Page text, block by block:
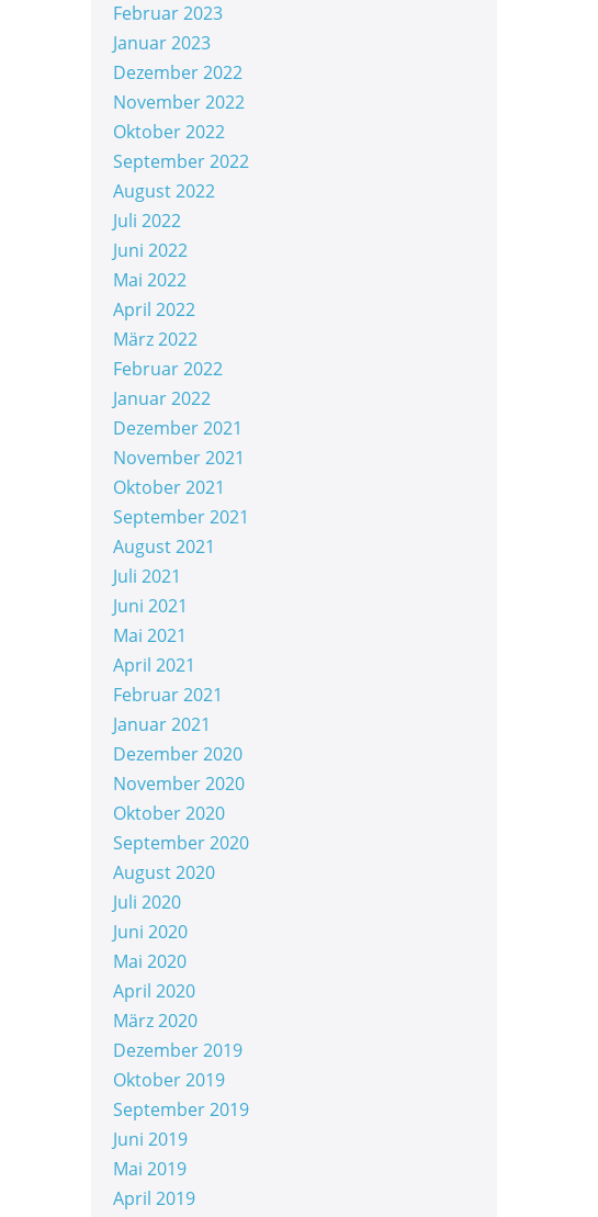
Februar 2023
Januar 2023
Dezember 2022
November 2022
Oktober 2022
September 2022
August 2022
Juli 2022
Juni 2022
Mai 2022
April 2022
März 2022
Februar 2022
Januar 2022
Dezember 2021
November 2021
Oktober 2021
September 2021
August 2021
Juli 2021
Juni 2021
Mai 2021
April 2021
Februar 2021
Januar 2021
Dezember 2020
November 2020
Oktober 2020
September 2020
August 2020
Juli 2020
Juni 2020
Mai 2020
April 2020
März 2020
Dezember 2019
Oktober 2019
September 2019
Juni 2019
Mai 2019
April 2019